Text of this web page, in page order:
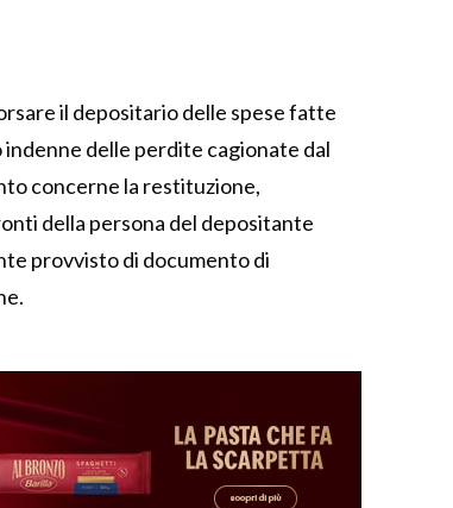
il depositario delle spese fatte
delle perdite cagionate dal
concerne la restituzione,
della persona del depositante
provvisto di documento di